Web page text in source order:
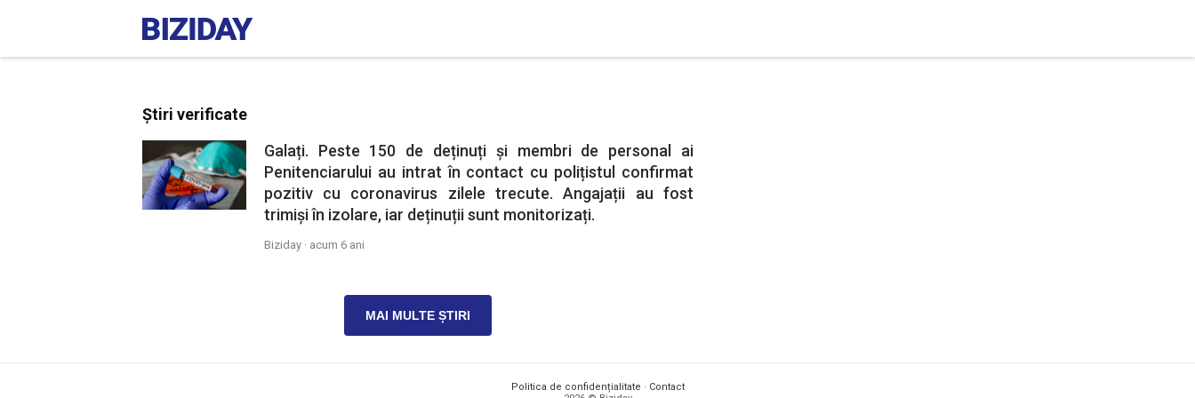
Știri verificate
Galați. Peste 150 de deținuți și membri de personal ai
Penitenciarului au intrat în contact cu polițistul confirmat
pozitiv cu coronavirus zilele trecute. Angajații au fost
trimiși în izolare, iar deținuții sunt monitorizați.
Biziday · acum 6 ani
MAI MULTE ȘTIRI
Politica de confidențialitate · Contact